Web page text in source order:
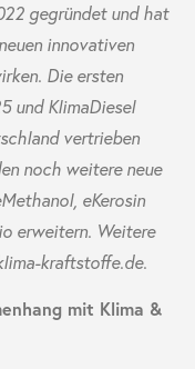
gegründet und hat
innovativen
Die ersten
und KlimaDiesel
vertrieben
noch weitere neue
eKerosin
erweitern. Weitere
kraftstoffe.de.
mit Klima &